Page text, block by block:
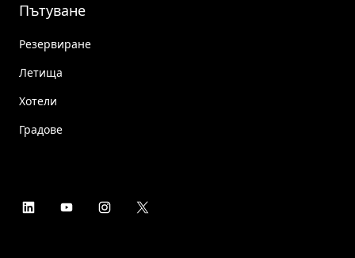
Пътуване
Резервиране
Летища
Хотели
Градове